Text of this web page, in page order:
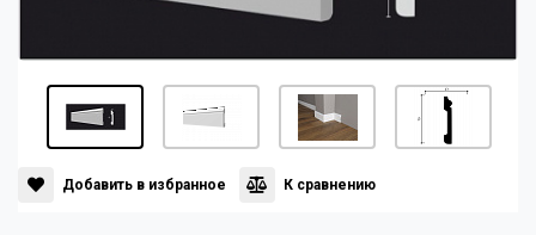
Пилястры
Плинтусы
Нео Классика
Султан
Добавить в избранное К сравнению